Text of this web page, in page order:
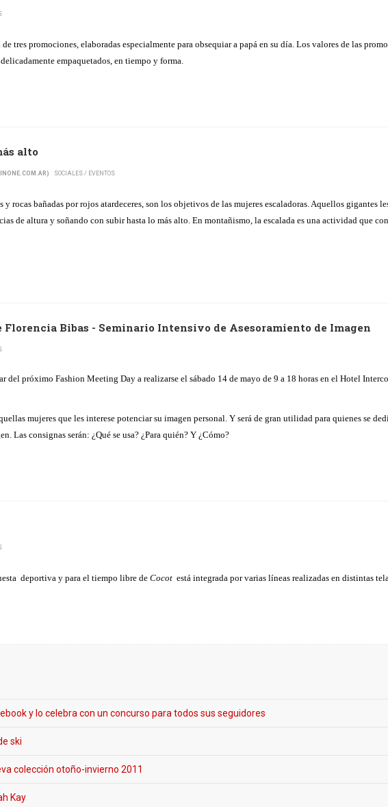
tres promociones, elaboradas especialmente para obsequiar a papá en su día. Los valores de las
empaquetados, en tiempo y forma.
alto
SOCIALES / EVENTOS
y rocas bañadas por rojos atardeceres, son los objetivos de las mujeres escaladoras. Aquellos gigantes
de altura y soñando con subir hasta lo más alto. En montañismo, la escalada es una actividad que
Florencia Bibas - Seminario Intensivo de Asesoramiento de Imagen
del próximo Fashion Meeting Day a realizarse el sábado 14 de mayo de 9 a 18 horas en el Hotel
mujeres que les interese potenciar su imagen personal. Y será de gran utilidad para quienes se
Las consignas serán: ¿Qué se usa? ¿Para quién? Y ¿Cómo?
deportiva y para el tiempo libre deCocot está integrada por varias líneas realizadas en distintas
y lo celebra con un concurso para todos sus seguidores
ski
colección otoño-invierno 2011
Kay